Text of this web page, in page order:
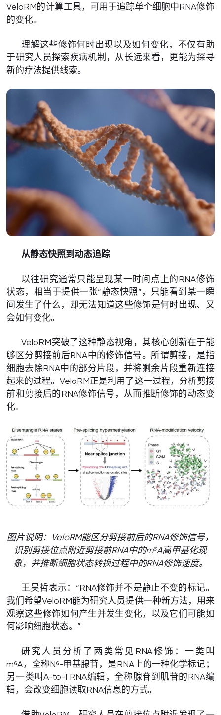
VeloRM的计算工具，可用于追踪单个细胞中RNA修饰
的变化。
理解这些修饰何时出现以及如何变化，不仅有助
于研究人员探索疾病机制，从长远来看，更能为探寻
新的疗法提供线索。
从静态快照到动态追踪
以往研究通常只能呈现某一时间点上的RNA修饰
状态，相当于提供一张“静态快照”，只能看到某一瞬
间发生了什么，却无法知道这些修饰是何时出现、又
会如何变化。
VeloRM突破了这种静态视角，其核心创新在于能
够区分剪接前后RNA中的修饰信号。所谓剪接，是指
细胞去除RNA中的部分片段，并将剩余片段重新连接
起来的过程。VeloRM正是利用了这一过程，分析剪接
前和剪接后的RNA修饰信号，从而推断修饰的动态变
化。
图片说明：VeloRM能区分剪接前后的RNA修饰信号，
识别剪接位点附近剪接前RNA中的m⁶A高甲基化现
象，并推断细胞状态转换过程中的RNA修饰速度。
王昊哲表示：“RNA修饰并不是静止不变的标记。
我们希望VeloRM能为研究人员提供一种新方法，用来
观察这些修饰如何产生并发生变化，以及它们可能如
何影响细胞状态。”
研究人员分析了两类常见RNA修饰：一类叫
m⁶A，全称N⁶-甲基腺苷，是RNA上的一种化学标记；
另一类叫A-to-I RNA编辑，全称腺苷到肌苷的RNA编
辑，会改变细胞读取RNA信息的方式。